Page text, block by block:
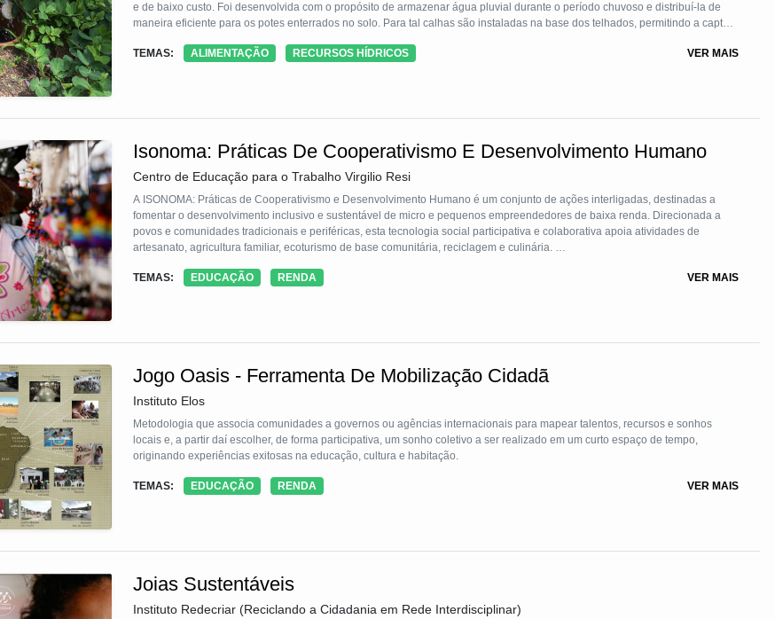
e de baixo custo. Foi desenvolvida com o propósito de armazenar água pluvial durante o período chuvoso e distribuí-la de
maneira eficiente para os potes enterrados no solo. Para tal calhas são instaladas na base dos telhados, permitindo a captura
mantêm o fluxo hídrico controlado por meio de uma boia instalada na tampa do pote, assegurando que esteja sempre
longo do ano. A versatilidade do IrrigaPote permite sua aplicação em quintais agroflorestais, hortas pedagógicas,
TEMAS: ALIMENTAÇÃO RECURSOS HÍDRICOS VER MAIS
Isonoma: Práticas De Cooperativismo E Desenvolvimento Humano
Centro de Educação para o Trabalho Virgilio Resi
A ISONOMA: Práticas de Cooperativismo e Desenvolvimento Humano é um conjunto de ações interligadas, destinadas a
fomentar o desenvolvimento inclusivo e sustentável de micro e pequenos empreendedores de baixa renda. Direcionada a
povos e comunidades tradicionais e periféricas, esta tecnologia social participativa e colaborativa apoia atividades de
artesanato, agricultura familiar, ecoturismo de base comunitária, reciclagem e culinária.
Fiel aos valores da economia solidária e aos princípios da universalidade, a abordagem integradora da ISONOMA não
TEMAS: EDUCAÇÃO RENDA VER MAIS
Jogo Oasis - Ferramenta De Mobilização Cidadã
Instituto Elos
Metodologia que associa comunidades a governos ou agências internacionais para mapear talentos, recursos e sonhos
locais e, a partir daí escolher, de forma participativa, um sonho coletivo a ser realizado em um curto espaço de tempo,
originando experiências exitosas na educação, cultura e habitação.
TEMAS: EDUCAÇÃO RENDA VER MAIS
Joias Sustentáveis
Instituto Redecriar (Reciclando a Cidadania em Rede Interdisciplinar)